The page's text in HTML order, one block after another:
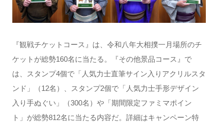
『観戦チケットコース』は、令和八年大相撲一月場所のチ
ケットが総勢160名に当たる。『その他景品コース』で
は、スタンプ4個で「人気力士直筆サイン入りアクリルスタ
ンド」（12名）、スタンプ2個で「人気力士手形デザイン
入り手ぬぐい」（300名）や「期間限定ファミマポイン
ト」が総勢812名に当たる内容だ。詳細はキャンペーン特